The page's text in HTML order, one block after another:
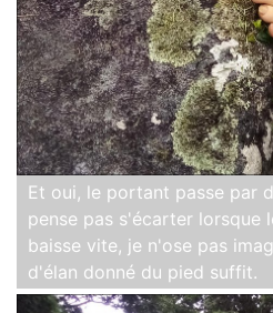
Et oui, le portant passe par
pense pas s'écarter lorsque
baisse vite, je n'ose pas
d'élan donné du pied suffit.